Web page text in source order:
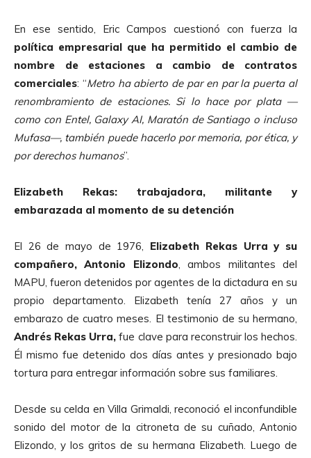
En ese sentido, Eric Campos cuestionó con fuerza la
política empresarial que ha permitido el cambio de
nombre de estaciones a cambio de contratos
comerciales: “Metro ha abierto de par en par la puerta al
renombramiento de estaciones. Si lo hace por plata —
como con Entel, Galaxy AI, Maratón de Santiago o incluso
Mufasa—, también puede hacerlo por memoria, porética, y
por derechos humanos”.
Elizabeth Rekas: trabajadora, militante y
embarazada al momento de su detención
El 26 de mayo de 1976, Elizabeth Rekas Urra y su
compañero, Antonio Elizondo , ambos militantes del
MAPU, fueron detenidos por agentes de la dictadura en su
propio departamento. Elizabeth tenía 27 años y un
embarazo de cuatro meses. El testimonio de su hermano,
Andrés Rekas Urra, fue clave para reconstruir los hechos.
Él mismo fue detenido dos días antes y presionado bajo
tortura para entregar información sobre sus familiares.
Desde su celda en Villa Grimaldi, reconoció el inconfundible
sonido del motor de la citroneta de su cuñado, Antonio
Elizondo, y los gritos de su hermana Elizabeth. Luego de